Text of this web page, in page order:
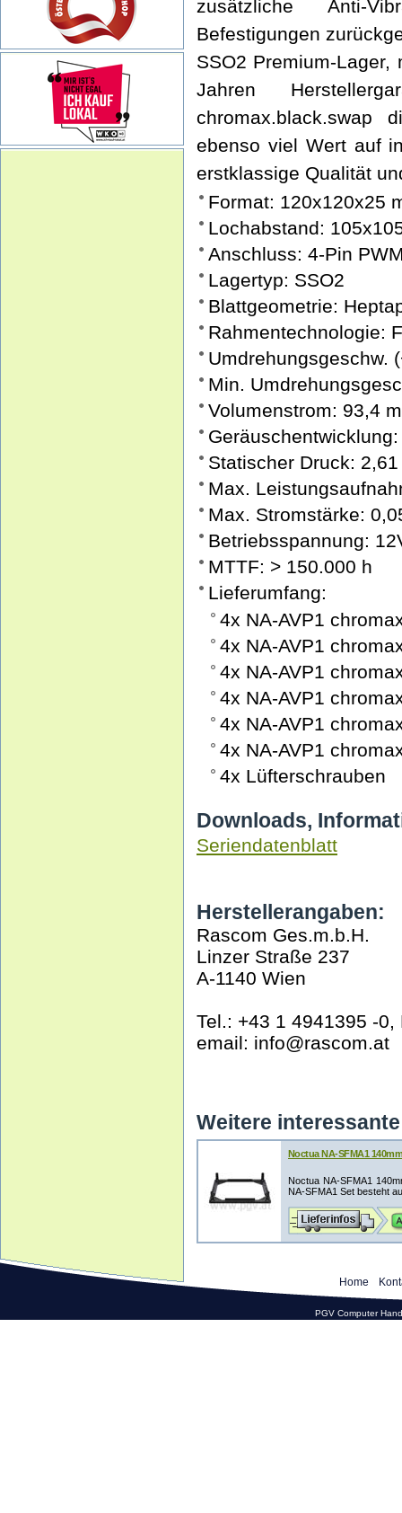
zusätzliche Anti-
Befestigungen
SSO2 Premium-
Jahren
chromax.black.swap
ebenso viel Wert auf
erstklassige Qualität
Format: 120x120x25
Lochabstand:
Anschluss: 4-Pin
Lagertyp: SSO2
Blattgeometrie:
Rahmentechnologie:
Umdrehungsgeschw.
Min.
Volumenstrom: 93,4
Statischer Druck:
Max.
Max. Stromstärke:
Betriebsspannung:
MTTF: > 150.000 h
Lieferumfang:
4x NA-AVP1
4x NA-AVP1
4x NA-AVP1
4x NA-AVP1
4x NA-AVP1
4x NA-AVP1
4x Lüfterschrauben
Downloads,
Seriendatenblatt
Herstellerangaben:
Rascom Ges.m.b.H.
Linzer Straße 237
A-1140 Wien
Tel.: +43 1 4941395 -0,
email: info@rascom.at
Weitere
Noctua NA-SFMA1
Noctua NA-SFMA1
NA-SFMA1 Set besteht
Home
PGV Computer